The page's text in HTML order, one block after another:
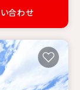
合わせ